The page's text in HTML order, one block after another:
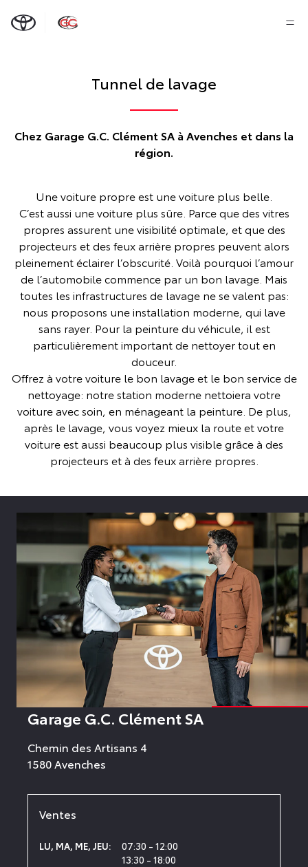
Tunnel de lavage
Chez Garage G.C. Clément SA à Avenches et dans la
région.
Une voiture propre est une voiture plus belle.
C’est aussi une voiture plus sûre. Parce que des vitres
propres assurent une visibilité optimale, et que des
projecteurs et des feux arrière propres peuvent alors
pleinement éclairer l’obscurité. Voilà pourquoi l’amour
de l’automobile commence par un bon lavage. Mais
toutes les infrastructures de lavage ne se valent pas:
nous proposons une installation moderne, qui lave
sans rayer. Pour la peinture du véhicule, il est
particulièrement important de nettoyer tout en
douceur.
Offrez à votre voiture le bon lavage et le bon service de
nettoyage: notre station moderne nettoiera votre
voiture avec soin, en ménageant la peinture. De plus,
après le lavage, vous voyez mieux la route et votre
voiture est aussi beaucoup plus visible grâce à des
projecteurs et à des feux arrière propres.
Garage G.C. Clément SA
Chemin des Artisans 4
1580 Avenches
Ventes
LU, MA, ME, JEU:
07:30 - 12:00
13:30 - 18:00